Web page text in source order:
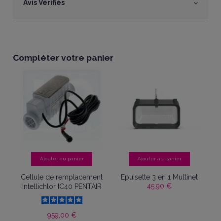
Avis Vérifiés
Compléter votre panier
Ajouter au panier
Cellule de remplacement
Intellichlor IC40 PENTAIR
959,00 €
Ajouter au panier
Epuisette 3 en 1 Multinet
45,90 €